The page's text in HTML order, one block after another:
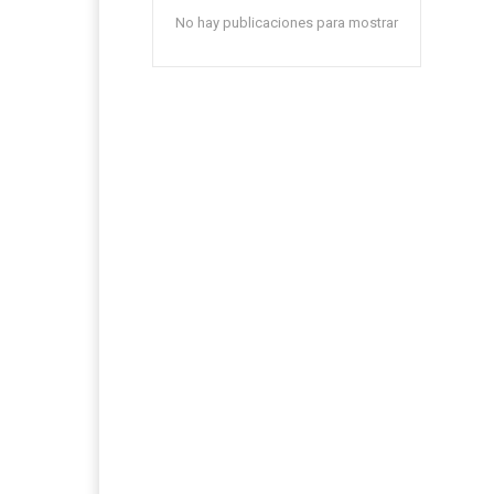
No hay publicaciones para mostrar